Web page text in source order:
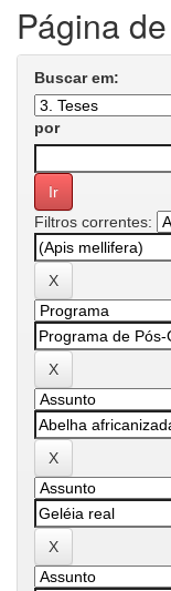
Página
Buscar em:
por
Filtros correntes: